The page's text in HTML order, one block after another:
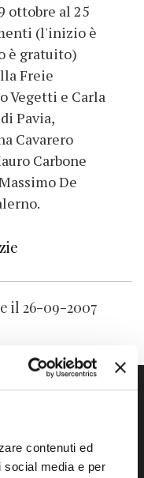
contenuti ed
social media e per
ottobre al 25
(l'inizio è
è gratuito)
Freie
Vegetti e Carla
Pavia,
Cavarero
Carbone
De
il 26-09-2007